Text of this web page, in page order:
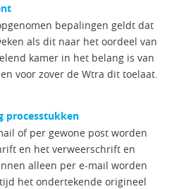
bepalingen geldt dat
als dit naar het oordeel van
kamer in het belang is van
voor zover de Wtra dit toelaat.
processtukken
of per gewone post worden
en het verweerschrift en
alleen per e-mail worden
het ondertekende origineel